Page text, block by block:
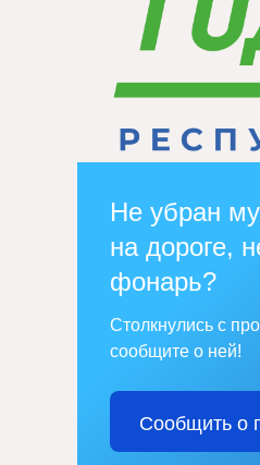
Не убран
на дороге,
фонарь?
Столкнулись с
сообщите о ней!
Сообщить о